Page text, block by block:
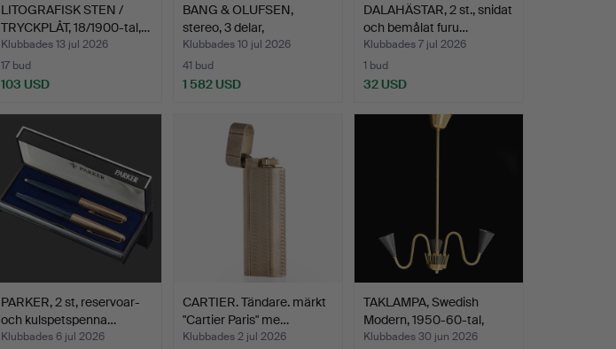
LITOGRAFISK STEN /
TRYCKPLÅT, 18/1900-tal,…
Klubbades 13 jul 2026
17 bud
103 USD
BANG & OLUFSEN,
stereo, 3 delar,
bestående…
Klubbades 10 jul 2026
41 bud
1 582 USD
DALAHÄSTAR, 2 st., snidat
och bemålat furu…
Klubbades 7 jul 2026
1 bud
32 USD
PARKER, 2 st, reservoar-
och kulspetspenna…
Klubbades 6 jul 2026
CARTIER. Tändare. märkt
"Cartier Paris" me…
Klubbades 2 jul 2026
TAKLAMPA, Swedish
Modern, 1950-60-tal,
med…
Klubbades 30 jun 2026